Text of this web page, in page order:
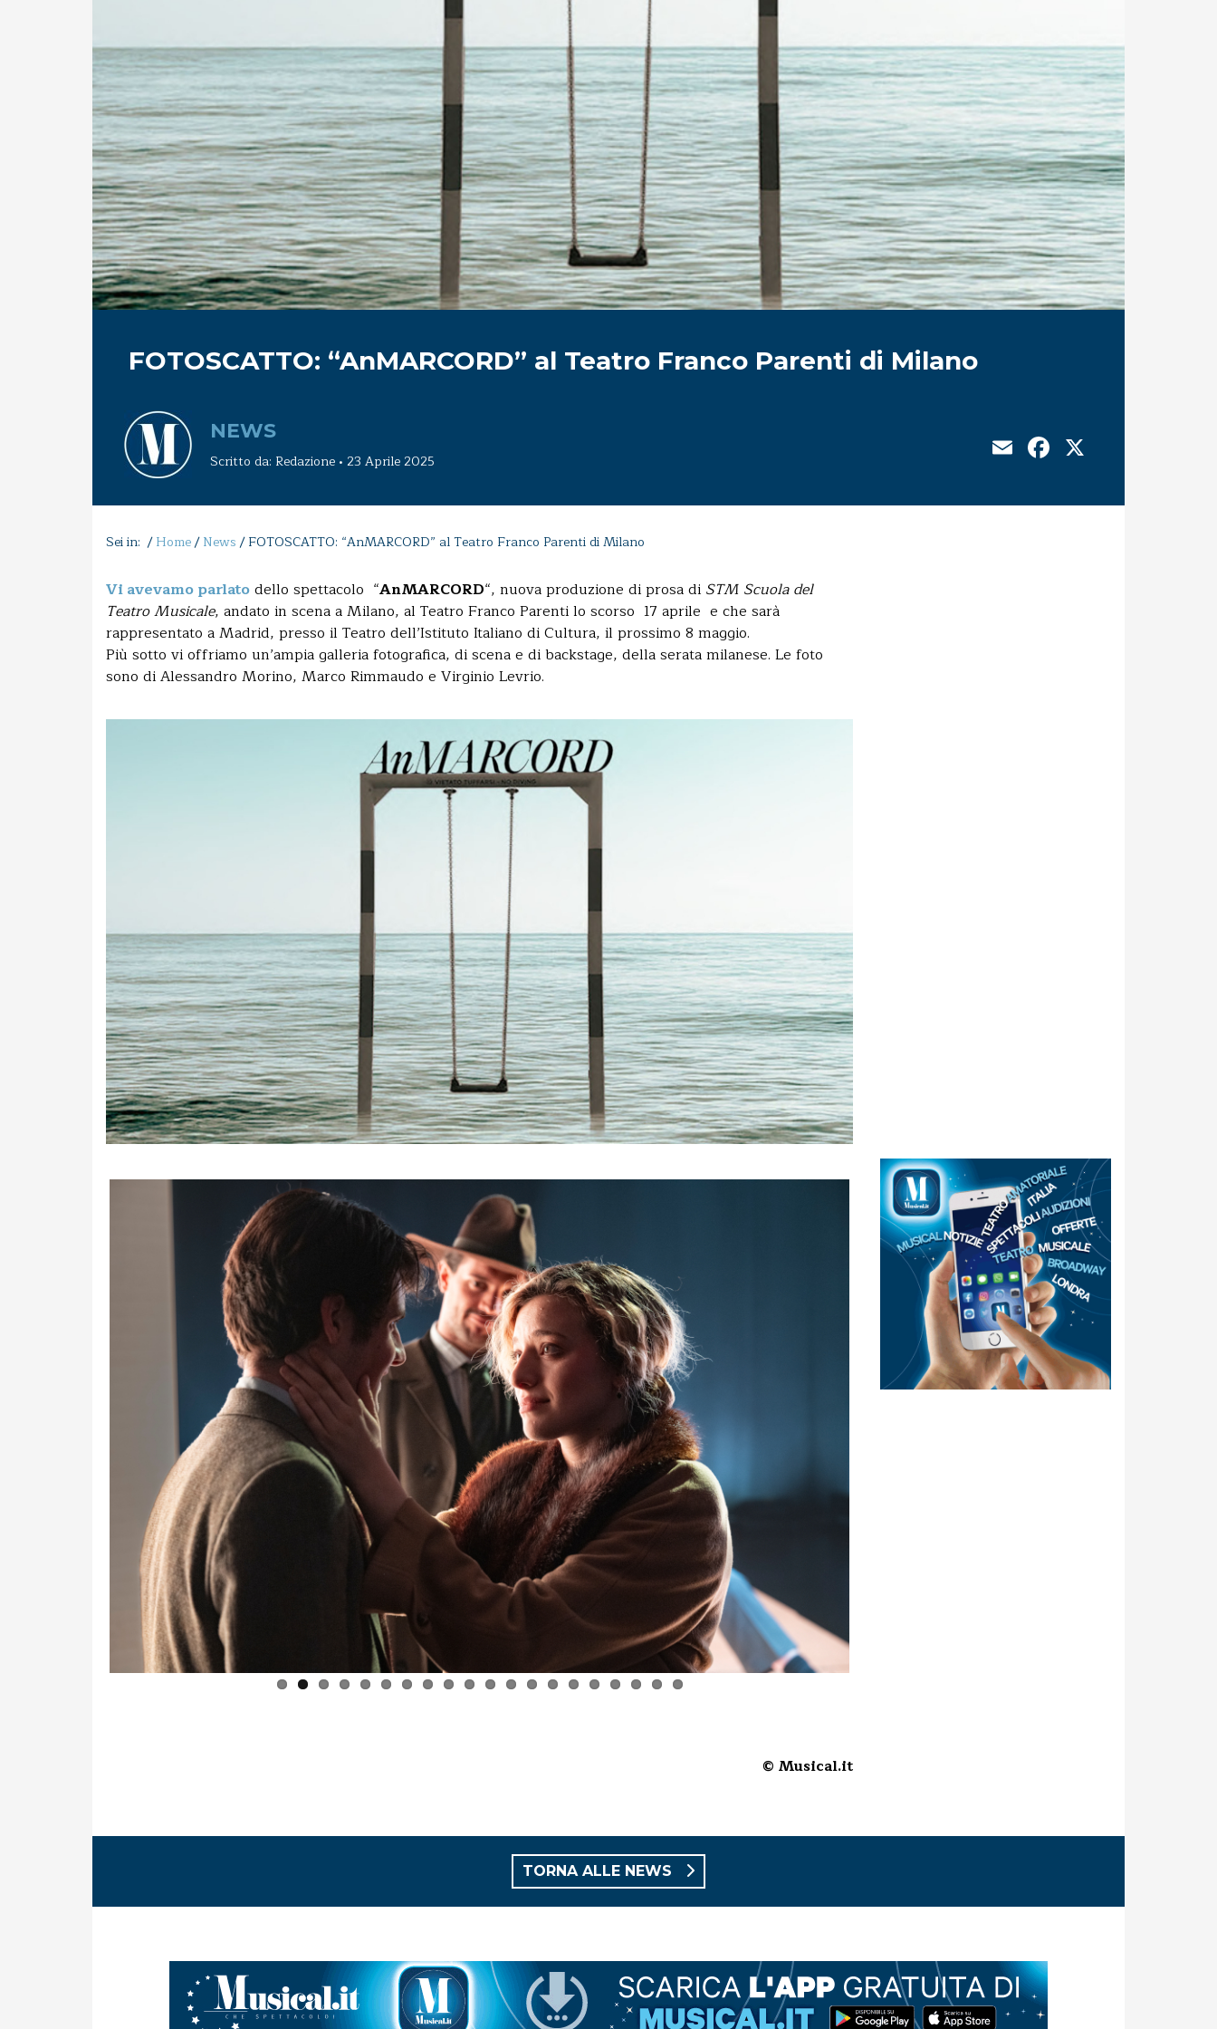
FOTOSCATTO: “AnMARCORD” al Teatro Franco Parenti di Milano
NEWS
Scritto da: Redazione • 23 Aprile 2025 EmailFacebook
Sei in: /Home/News/FOTOSCATTO: “AnMARCORD” al Teatro Franco Parenti di Milano
Vi avevamo parlatodello spettacolo “AnMARCORD“, nuova produzione di prosa di STM Scuola del
Teatro Musicale, andato in scena a Milano, al Teatro Franco Parenti lo scorso 17 aprile e che sarà
rappresentato a Madrid, presso il Teatro dell’Istituto Italiano di Cultura, il prossimo 8 maggio.
Più sotto vi offriamo un’ampia galleria fotografica, di scena e di backstage, della serata milanese. Le foto
sono di Alessandro Morino, Marco Rimmaudo e Virginio Levrio.
© Musical.it
TORNA ALLE NEWS